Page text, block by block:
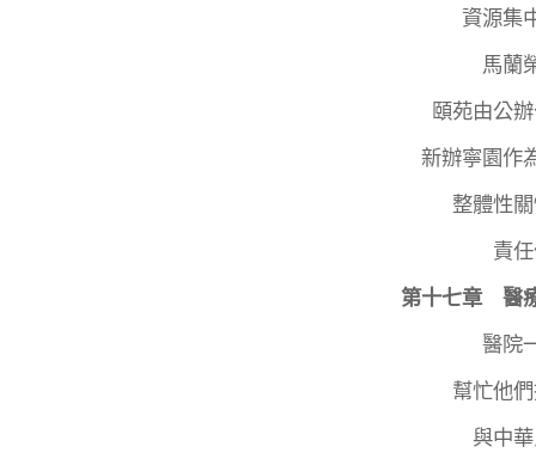
資源集
馬蘭
頤苑由公
新辦寧園作
整體性
責
第十七章 醫
醫院
幫忙他
與中